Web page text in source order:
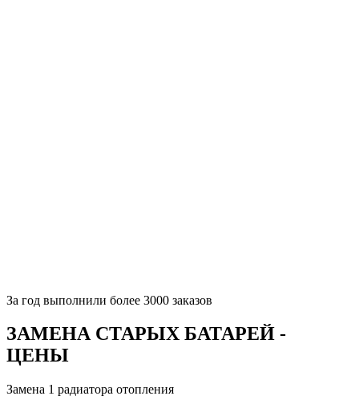
За год выполнили более 3000 заказов
ЗАМЕНА СТАРЫХ БАТАРЕЙ -
ЦЕНЫ
Замена 1 радиатора отопления